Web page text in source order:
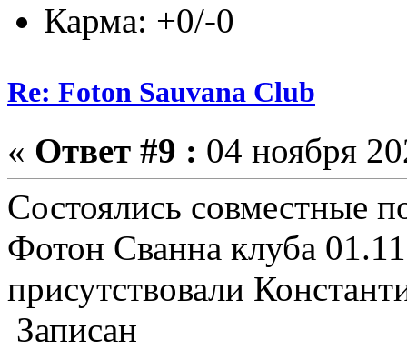
Карма: +0/-0
Re: Foton Sauvana Club
« Ответ #9 : 04 ноября
Состоялись совместные
Фотон Сванна клуба
присутствовали
Записан